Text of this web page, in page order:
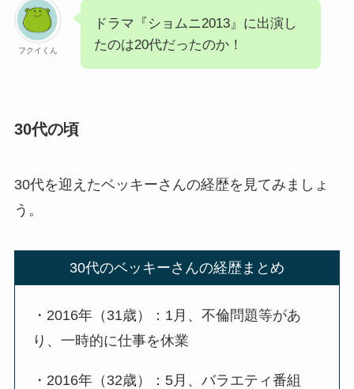
フクイくん
ドラマ『ショムニ2013』に出演し
たのは20代だったのか！
30代の頃
30代を迎えたベッキーさんの経歴を見てみましょ
う。
30代のベッキーさんの経歴まとめ
・2016年（31歳）：1月、不倫問題等があ
り、一時的に仕事を休業
・2016年（32歳）：5月、バラエティ番組